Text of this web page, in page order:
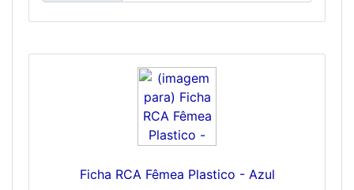
Ficha RCA Fêmea Plastico - Azul